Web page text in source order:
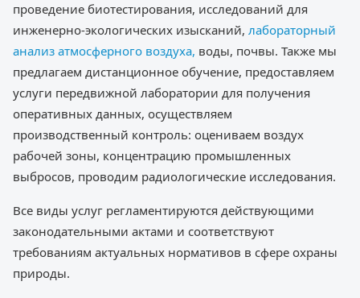
проведение биотестирования, исследований для
инженерно-экологических изысканий, лабораторный
анализ атмосферного воздуха, воды, почвы. Также мы
предлагаем дистанционное обучение, предоставляем
услуги передвижной лаборатории для получения
оперативных данных, осуществляем
производственный контроль: оцениваем воздух
рабочей зоны, концентрацию промышленных
выбросов, проводим радиологические исследования.
Все виды услуг регламентируются действующими
законодательными актами и соответствуют
требованиям актуальных нормативов в сфере охраны
природы.